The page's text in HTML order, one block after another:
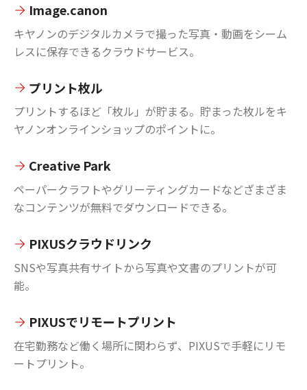
Image.canon
キヤノンのデジタルカメラで撮った写真・動画をシーム
レスに保存できるクラウドサービス。
プリント枚ル
プリントするほど「枚ル」が貯まる。貯まった枚ルをキ
ヤノンオンラインショップのポイントに。
Creative Park
ペーパークラフトやグリーティングカードなどざまざま
なコンテンツが無料でダウンロードできる。
PIXUSクラウドリンク
SNSや写真共有サイトから写真や文書のプリントが可
能。
PIXUSでリモートプリント
在宅勤務など働く場所に関わらず、PIXUSで手軽にリモ
ートプリント。